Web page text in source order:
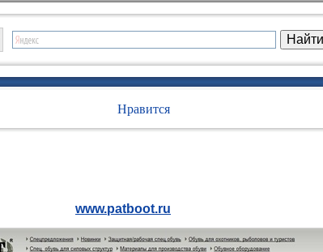
Нравится
www.patboot.ru